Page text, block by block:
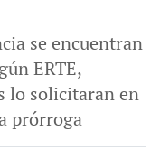
se encuentran
ERTE,
lo solicitaran en
prórroga